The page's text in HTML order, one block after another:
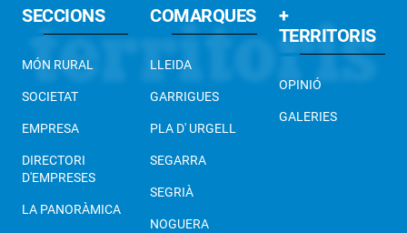
SECCIONS
MÓN RURAL
SOCIETAT
EMPRESA
DIRECTORI
D'EMPRESES
LA PANORÀMICA
COMARQUES
LLEIDA
GARRIGUES
PLA D' URGELL
SEGARRA
SEGRIÀ
NOGUERA
+
TERRITORIS
OPINIÓ
GALERIES